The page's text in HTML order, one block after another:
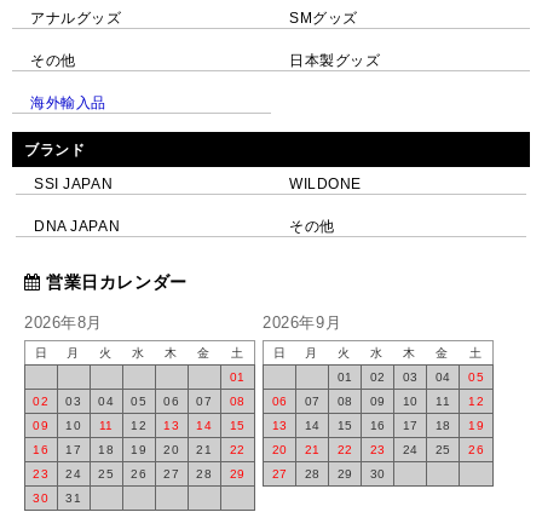
アナルグッズ SMグッズ
その他 日本製グッズ
海外輸入品
ブランド
SSI JAPAN WILDONE
DNA JAPAN その他
営業日カレンダー
2026年8月
日 月 火 水 木 金
土
01
02
03 04 05 06 07
08
09
10 11 12 13 14
15
16
17 18 19 20 21
22
23
24 25 26 27 28
29
30
31
2026年9月
日 月 火 水 木 金
土
01
02 03 04
05
06
07 08 09 10 11
12
13
14 15 16 17 18
19
20
21 22 23 24 25
26
27
28 29 30